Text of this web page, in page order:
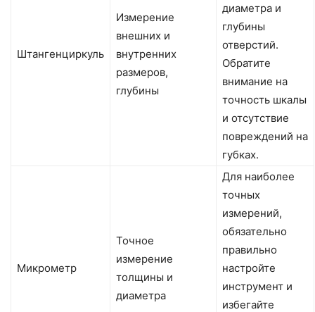
Штангенциркуль
Измерение
внешних и
внутренних
размеров,
глубины
диаметра и
глубины
отверстий.
Обратите
внимание на
точность шкалы
и отсутствие
повреждений на
губках.
Микрометр
Точное
измерение
толщины и
диаметра
Для наиболее
точных
измерений,
обязательно
правильно
настройте
инструмент и
избегайте